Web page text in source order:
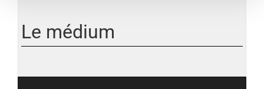
agrandie
Le médium